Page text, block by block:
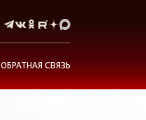
ОБРАТНАЯ СВЯЗЬ